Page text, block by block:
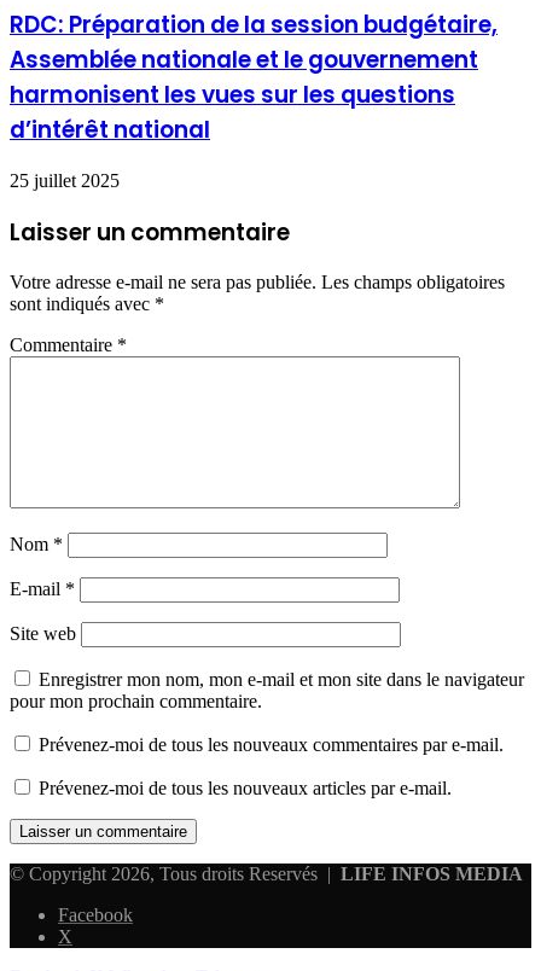
RDC: Préparation de la session budgétaire,
Assemblée nationale et le gouvernement
harmonisent les vues sur les questions
d’intérêt national
25 juillet 2025
Laisser un commentaire
Votre adresse e-mail ne sera pas publiée. Les champs obligatoires
sont indiqués avec *
Commentaire *
Nom *
E-mail *
Site web
Enregistrer mon nom, mon e-mail et mon site dans le navigateur
pour mon prochain commentaire.
Prévenez-moi de tous les nouveaux commentaires par e-mail.
Prévenez-moi de tous les nouveaux articles par e-mail.
© Copyright 2026, Tous droits Reservés | LIFE INFOS MEDIA
Facebook
X